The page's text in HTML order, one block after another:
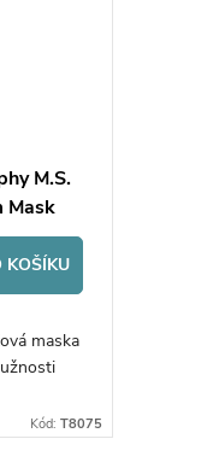
M.S.
Mask
KOŠÍKU
maska
Kód: T8075